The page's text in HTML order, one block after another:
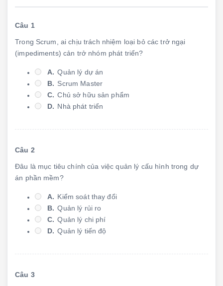
Câu 1
Trong Scrum, ai chịu trách nhiệm loại bỏ các trở ngại
(impediments) cản trở nhóm phát triển?
A. Quản lý dự án
B. Scrum Master
C. Chủ sở hữu sản phẩm
D. Nhà phát triển
Câu 2
Đâu là mục tiêu chính của việc quản lý cấu hình trong dự
án phần mềm?
A. Kiểm soát thay đổi
B. Quản lý rủi ro
C. Quản lý chi phí
D. Quản lý tiến độ
Câu 3